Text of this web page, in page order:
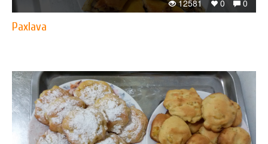
0
0
12581
Paxlava